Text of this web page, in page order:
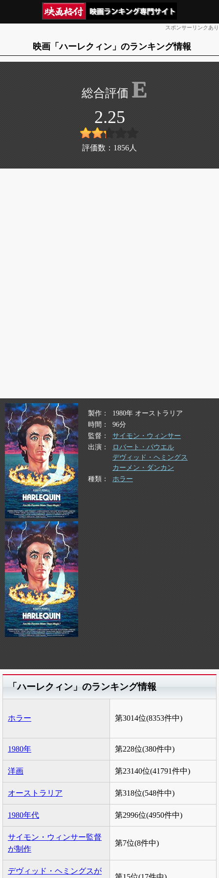
スポンサーリンクあり
映画「ハーレクィン」のランキング情報
E
2.25
評価数： 1856 人
製作
1980年 オーストラリア
時間
96分
監督
サイモン・ウィンサー
出演
ロバート・パウエル
デヴィッド・ヘミングス
カーメン・ダンカン
種類
ホラー
「ハーレクィン」のランキング情報
ホラー 第3014位(8353件中)
1980年 第228位(380件中)
洋画 第23140位(41791件中)
オーストラリア 第318位(548件中)
1980年代 第2996位(4950件中)
サイモン・ウィンサー監督
が制作
第7位(8件中)
デヴィッド・ヘミングスが